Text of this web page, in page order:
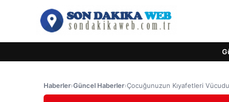
Haberler›Güncel Haberler›Çocuğunuzun Kıyafetleri